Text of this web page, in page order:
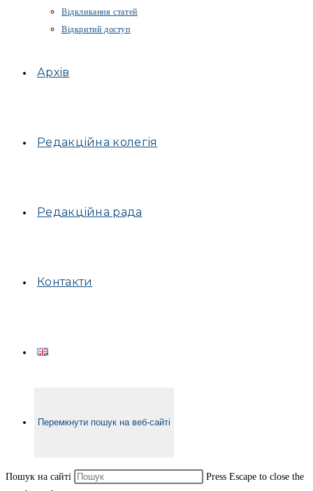
Відкликання статей
Відкритий доступ
Архів
Редакційна колегія
Редакційна рада
Контакти
Перемкнути пошук на веб-сайті
Пошук на сайті
Press Escape to close the